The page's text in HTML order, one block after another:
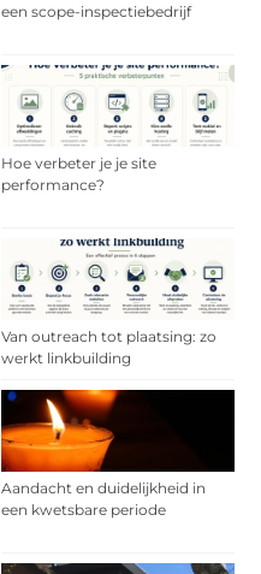
een scope-inspectiebedrijf
Hoe verbeter je je site
performance?
Van outreach tot plaatsing: zo
werkt linkbuilding
Aandacht en duidelijkheid in
een kwetsbare periode